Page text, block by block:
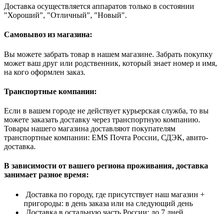
Доставка осуществляется аппаратов только в состоянии
"Хороший", "Отличный", "Новый".
Самовывоз из магазина:
Вы можете забрать товар в нашем магазине. Забрать покупку
может ваш друг или родственник, который знает номер и имя,
на кого оформлен заказ.
Транспортные компании:
Если в вашем городе не действует курьерская служба, то вы
можете заказать доставку через транспортную компанию.
Товары нашего магазина доставляют покупателям
транспортные компании: EMS Почта России, СДЭК, авито-
доставка.
В зависимости от вашего региона проживания, доставка
занимает разное время:
Доставка по городу, где присутствует наш магазин +
пригороды: в день заказа или на следующий день
Доставка в остальную часть России: до 7 дней